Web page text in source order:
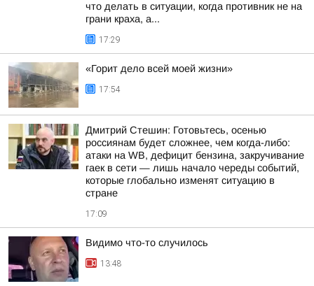
что делать в ситуации, когда противник не на
грани краха, а...
17:29
«Горит дело всей моей жизни»
17:54
Дмитрий Стешин: Готовьтесь, осенью
россиянам будет сложнее, чем когда-либо:
атаки на WB, дефицит бензина, закручивание
гаек в сети — лишь начало череды событий,
которые глобально изменят ситуацию в
стране
17:09
Видимо что-то случилось
13:48